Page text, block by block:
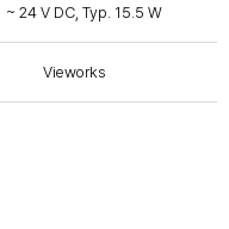
~ 24 V DC, Typ. 15.5 W
Vieworks